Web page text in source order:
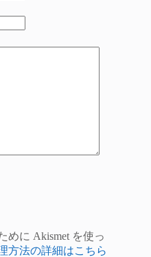
めに Akismet を使っ
方法の詳細はこちら